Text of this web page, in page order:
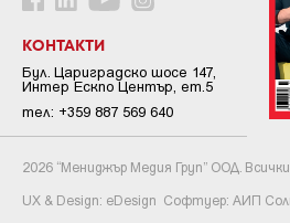
КОНТАКТИ
Бул. Цариградско шосе 147,
Интер Ескпо Център, ет.5
тел: +359 887 569 640
2026 “Мениджър Медия Груп” ООД. Всички
UX & Design: eDesign Софтуер: АИП